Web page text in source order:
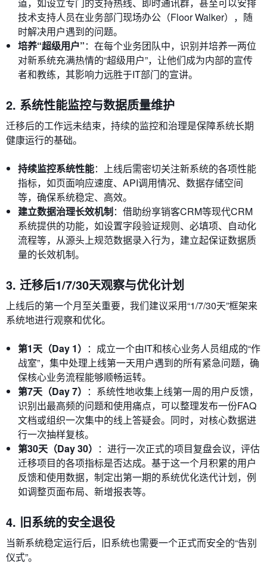
技术支持人员在业务部门现场办公（Floor Walker），随
时解决用户遇到的问题。
培养“超级用户”：在每个业务团队中，识别并培养一两位
对新系统充满热情的“超级用户”，让他们成为内部的宣传
者和教练，其影响力远胜于IT部门的宣讲。
2. 系统性能监控与数据质量维护
迁移后的工作远未结束，持续的监控和治理是保障系统长期
健康运行的基础。
持续监控系统性能：上线后需密切关注新系统的各项性能
指标，如页面响应速度、API调用情况、数据存储空间
等，确保系统稳定、高效。
建立数据治理长效机制：借助纷享销客CRM等现代CRM
系统提供的功能，如设置字段验证规则、必填项、自动化
流程等，从源头上规范数据录入行为，建立起保证数据质
量的长效机制。
3. 迁移后1/7/30天观察与优化计划
上线后的第一个月至关重要，我们建议采用“1/7/30天”框架来
系统地进行观察和优化。
第1天（Day 1） ：成立一个由IT和核心业务人员组成的“作
战室”，集中处理上线第一天用户遇到的所有紧急问题，确
保核心业务流程能够顺畅运转。
第7天（Day 7） ：系统性地收集上线第一周的用户反馈，
识别出最高频的问题和使用痛点，可以整理发布一份FAQ
文档或组织一次集中的线上答疑会。同时，对核心数据进
行一次抽样复核。
第30天（Day 30） ：进行一次正式的项目复盘会议，评估
迁移项目的各项指标是否达成。基于这一个月积累的用户
反馈和使用数据，制定出第一期的系统优化迭代计划，例
如调整页面布局、新增报表等。
4. 旧系统的安全退役
当新系统稳定运行后，旧系统也需要一个正式而安全的“告别
仪式”。